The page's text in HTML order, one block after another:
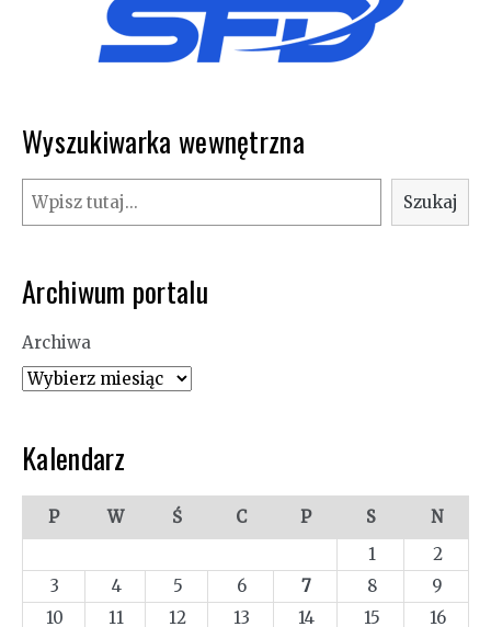
Wyszukiwarka wewnętrzna
Szukaj
Szukaj
Archiwum portalu
Archiwa
Kalendarz
P W Ś C P S
N
1
2
3
4 5 6 7 8
9
10
11 12 13 14 15 16